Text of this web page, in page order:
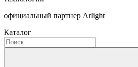
официальный партнер Arlight
Каталог